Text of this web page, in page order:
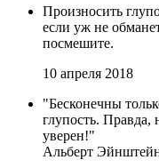
Произносить
если уж не
посмешите.
10 апреля 2018
"Бесконечны
глупость. Правда,
уверен!"
Альберт